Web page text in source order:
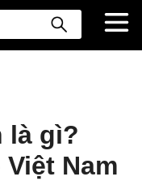
là gì?
Nam